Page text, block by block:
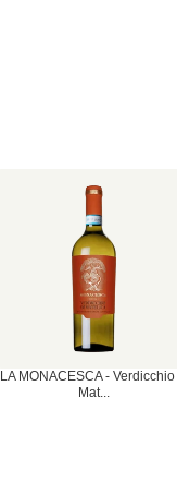
LA MONACESCA - Verdicchio
Mat...